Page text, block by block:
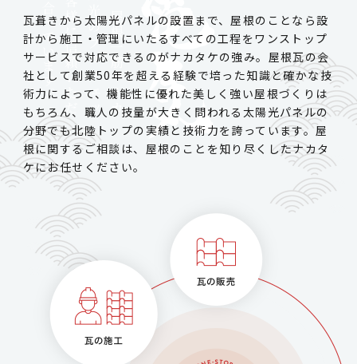
瓦葺きから太陽光パネルの設置まで、屋根のことなら設
計から施工・管理にいたるすべての工程をワンストップ
サービスで対応できるのがナカタケの強み。屋根瓦の会
社として創業50年を超える経験で培った知識と確かな技
術力によって、機能性に優れた美しく強い屋根づくりは
もちろん、職人の技量が大きく問われる太陽光パネルの
分野でも北陸トップの実績と技術力を誇っています。屋
根に関するご相談は、屋根のことを知り尽くしたナカタ
ケにお任せください。